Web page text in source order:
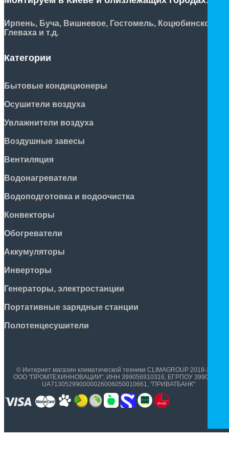
Ирпень, Буча, Вишневое, Гостомель, Коцюбинское,
Глеваха и т.д.
Категории
Бытовые кондиционеры
Осушители воздуха
Увлажнители воздуха
Воздушные завесы
Вентиляция
Водонагреватели
Водоподготовка и водоочистка
Конвекторы
Обогреватели
Аккумуляторы
Инверторы
Генераторы, электростанции
Портативные зарядные станции
Полотенцесушители
© Интернет магазин климатической техники CLIMAGROUP 2018-2026
ООО "ПРОМТЕХИННОВАЦИИ", ИНН 399056910316, ЕГРПОУ 39905699,
UA713052990000026006050010661, "ПРИВАТБАНК"